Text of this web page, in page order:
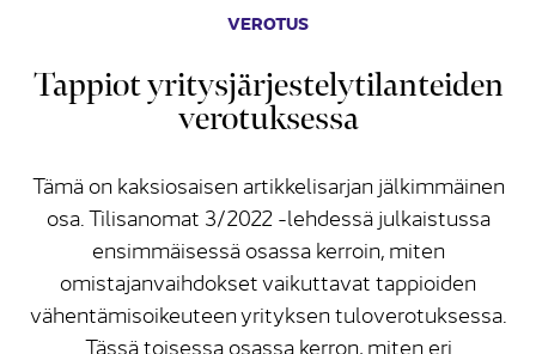
VEROTUS
Tappiot yritysjärjestely­tilanteiden
verotuksessa
Tämä on kaksiosaisen artikkelisarjan jälkimmäinen
osa. Tilisanomat 3/2022 -lehdessä julkaistussa
ensimmäisessä osassa kerroin, miten
omistajanvaihdokset vaikuttavat tappioiden
vähentämisoikeuteen yrityksen tuloverotuksessa.
Tässä toisessa osassa kerron, miten eri